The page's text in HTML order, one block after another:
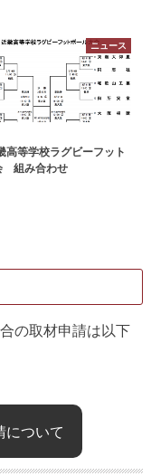
ニュース
高等学校ラグビーフット
組み合わせ
の取材申請は以下
について